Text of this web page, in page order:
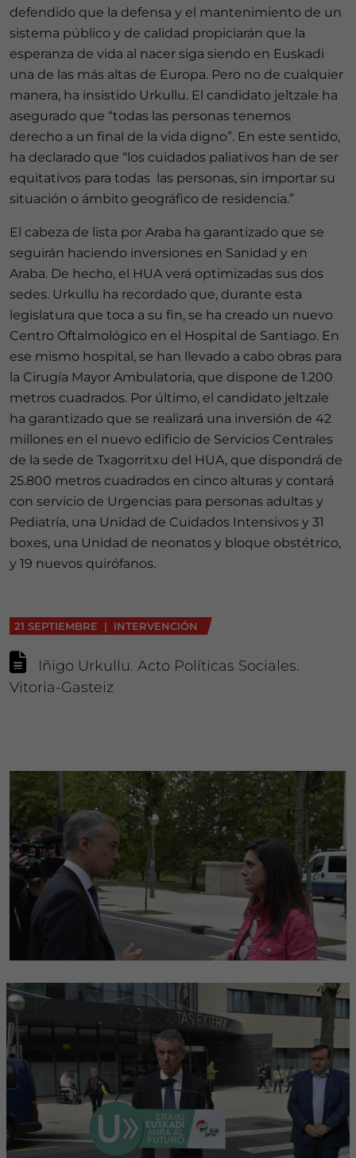
defendido que la defensa y el mantenimiento de un
sistema público y de calidad propiciarán que la
esperanza de vida al nacer siga siendo en Euskadi
una de las más altas de Europa. Pero no de cualquier
manera, ha insistido Urkullu. El candidato jeltzale ha
asegurado que “todas las personas tenemos
derecho a un final de la vida digno”. En este sentido,
ha declarado que “los cuidados paliativos han de ser
equitativos para todas las personas, sin importar su
situación o ámbito geográfico de residencia.”
El cabeza de lista por Araba ha garantizado que se
seguirán haciendo inversiones en Sanidad y en
Araba. De hecho, el HUA verá optimizadas sus dos
sedes. Urkullu ha recordado que, durante esta
legislatura que toca a su fin, se ha creado un nuevo
Centro Oftalmológico en el Hospital de Santiago. En
ese mismo hospital, se han llevado a cabo obras para
la Cirugía Mayor Ambulatoria, que dispone de 1.200
metros cuadrados. Por último, el candidato jeltzale
ha garantizado que se realizará una inversión de 42
millones en el nuevo edificio de Servicios Centrales
de la sede de Txagorritxu del HUA, que dispondrá de
25.800 metros cuadrados en cinco alturas y contará
con servicio de Urgencias para personas adultas y
Pediatría, una Unidad de Cuidados Intensivos y 31
boxes, una Unidad de neonatos y bloque obstétrico,
y 19 nuevos quirófanos.
21 SEPTIEMBRE | INTERVENCIÓN
Iñigo Urkullu. Acto Políticas Sociales.
Vitoria-Gasteiz